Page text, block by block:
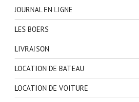
JOURNAL EN LIGNE
LES BOERS
LIVRAISON
LOCATION DE BATEAU
LOCATION DE VOITURE